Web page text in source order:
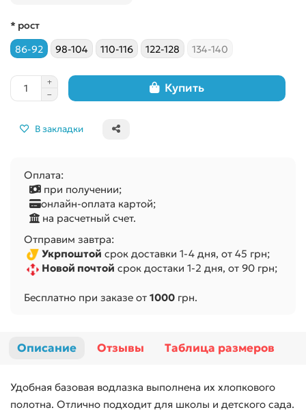
* рост
86-92
98-104 110-116 122-128 134-140
Купить
В закладки
Оплата:
при получении;
онлайн-оплата картой;
на расчетный счет.
Отправим завтра:
Укрпоштой срок доставки 1-4 дня, от 45 грн;
Новой почтой срок достаки 1-2 дня, от 90 грн;
Бесплатно при заказе от 1000 грн.
Описание Отзывы Таблица размеров
Удобная базовая водлазка выполнена их хлопкового
полотна. Отлично подходит для школы и детского сада.